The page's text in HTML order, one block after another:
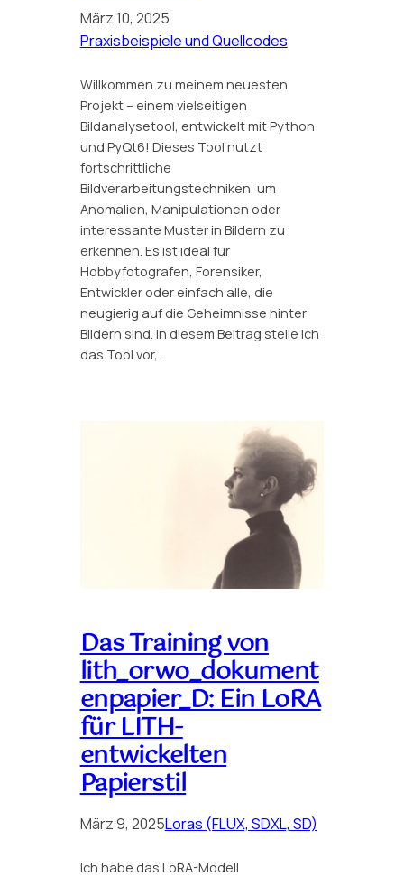
März 10, 2025
Praxisbeispiele und Quellcodes
Willkommen zu meinem neuesten
Projekt – einem vielseitigen
Bildanalysetool, entwickelt mit Python
und PyQt6! Dieses Tool nutzt
fortschrittliche
Bildverarbeitungstechniken, um
Anomalien, Manipulationen oder
interessante Muster in Bildern zu
erkennen. Es ist ideal für
Hobbyfotografen, Forensiker,
Entwickler oder einfach alle, die
neugierig auf die Geheimnisse hinter
Bildern sind. In diesem Beitrag stelle ich
das Tool vor,…
Das Training von
lith_orwo_dokument
enpapier_D: Ein LoRA
für LITH-
entwickelten
Papierstil
März 9, 2025Loras (FLUX, SDXL, SD)
Ich habe das LoRA-Modell